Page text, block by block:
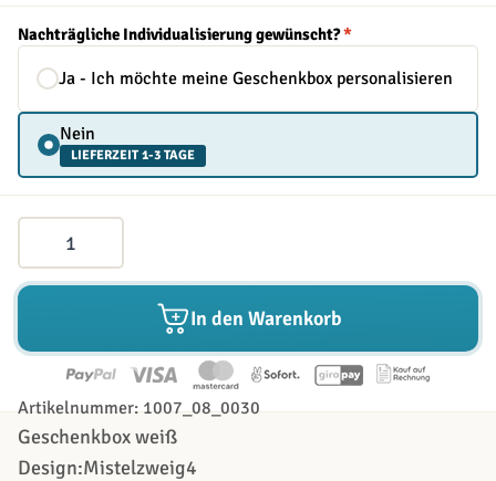
Nachträgliche Individualisierung gewünscht?*
Ja - Ich möchte meine Geschenkbox personalisieren
Nein
LIEFERZEIT 1-3 TAGE
In den Warenkorb
Artikelnummer: 1007_08_0030
Geschenkbox weiß
Design:Mistelzweig4